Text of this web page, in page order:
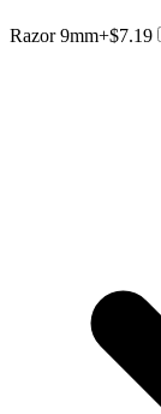
Razor 9mm+$7.19